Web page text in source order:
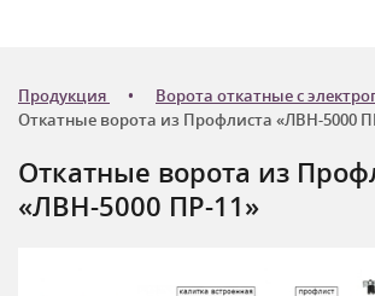
Продукция
Ворота откатные с
Откатные ворота из Профлиста «ЛВН-5000
Откатные ворота из
«ЛВН-5000 ПР-11»